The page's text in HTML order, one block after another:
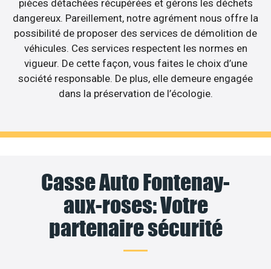
pièces détachées récupérées et gérons les déchets
dangereux. Pareillement, notre agrément nous offre la
possibilité de proposer des services de démolition de
véhicules. Ces services respectent les normes en
vigueur. De cette façon, vous faites le choix d’une
société responsable. De plus, elle demeure engagée
dans la préservation de l’écologie.
Casse Auto Fontenay-
aux-roses: Votre
partenaire sécurité